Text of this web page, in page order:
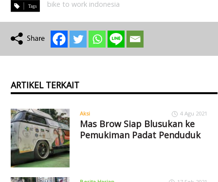
bike to work indonesia
ARTIKEL TERKAIT
Aksi 4 Agu 2021
Mas Brow Siap Blusukan ke
Pemukiman Padat Penduduk